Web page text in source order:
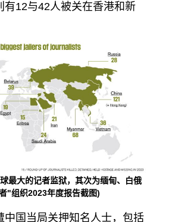
有12与42人被关在香港和新
最大的记者监狱，其次为缅甸、白俄
"组织2023年度报告截图)
中国当局关押知名人士，包括